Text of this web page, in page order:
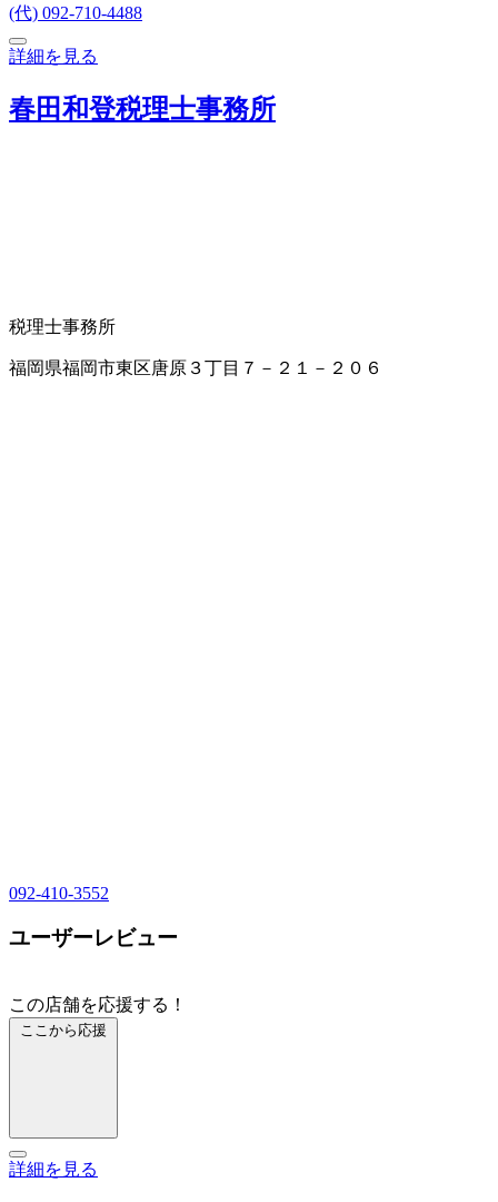
(代) 092-710-4488
詳細を見る
春田和登税理士事務所
税理士事務所
福岡県福岡市東区唐原３丁目７－２１－２０６
092-410-3552
ユーザーレビュー
この店舗を応援する！
ここから応援
詳細を見る